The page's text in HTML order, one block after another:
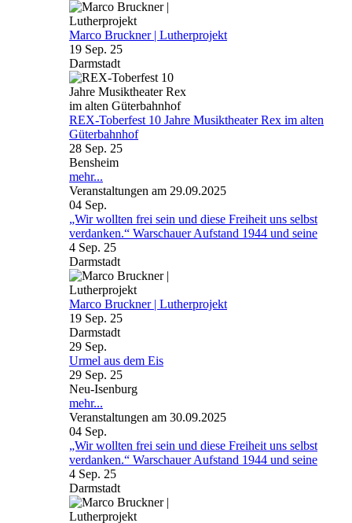
Marco Bruckner | Lutherprojekt
19 Sep. 25
Darmstadt
REX-Toberfest 10 Jahre Musiktheater Rex im alten
Güterbahnhof
28 Sep. 25
Bensheim
mehr...
Veranstaltungen am 29.09.2025
04 Sep.
„Wir wollten frei sein und diese Freiheit uns selbst
verdanken.“ Warschauer Aufstand 1944 und seine
4 Sep. 25
Darmstadt
Marco Bruckner | Lutherprojekt
19 Sep. 25
Darmstadt
29 Sep.
Urmel aus dem Eis
29 Sep. 25
Neu-Isenburg
mehr...
Veranstaltungen am 30.09.2025
04 Sep.
„Wir wollten frei sein und diese Freiheit uns selbst
verdanken.“ Warschauer Aufstand 1944 und seine
4 Sep. 25
Darmstadt